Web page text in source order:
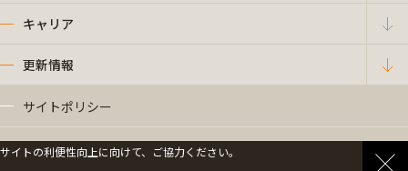
キャリア
更新情報
サイトポリシー
プライバシーポリシー
サイトの利便性向上に向けて、ご協力ください。